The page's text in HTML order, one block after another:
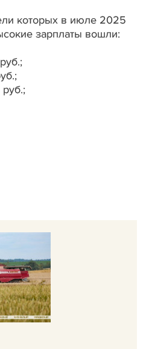
которых в июле 2025
зарплаты вошли: